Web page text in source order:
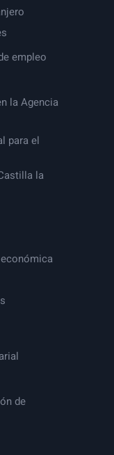
empleo
la Agencia
para el
la
de